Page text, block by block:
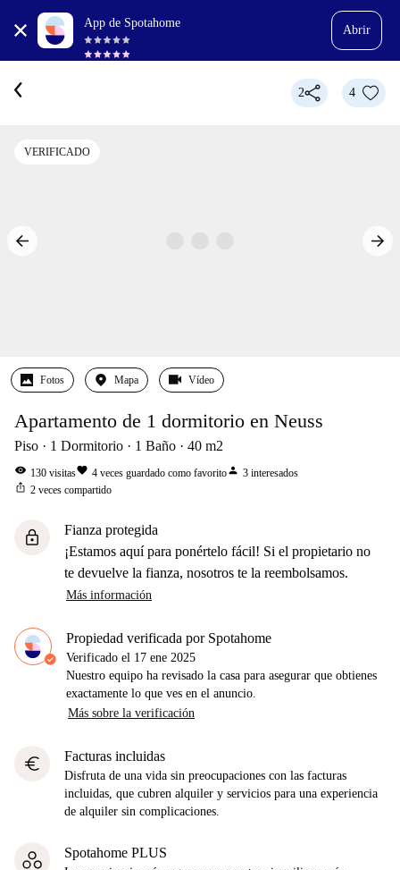
App de Spotahome
Abrir
2 4
VERIFICADO
Fotos Mapa Vídeo
Apartamento de 1 dormitorio en Neuss
Piso 1 Dormitorio 1 Baño 40 m2
visibility 130 visitasfavorite 4 veces guardado como favoritoperson 3 interesados
ios_share 2 veces compartido
lock
Fianza protegida
¡Estamos aquí para ponértelo fácil! Si el propietario no
te devuelve la fianza, nosotros te la reembolsamos.
Más información
Propiedad verificada por Spotahome
Verificado el 17 ene 2025
Nuestro equipo ha revisado la casa para asegurar que obtienes
exactamente lo que ves en el anuncio.
Más sobre la verificación
euro Facturas incluidas
Disfruta de una vida sin preocupaciones con las facturas
incluidas, que cubren alquiler y servicios para una experiencia
de alquiler sin complicaciones.
Spotahome PLUS